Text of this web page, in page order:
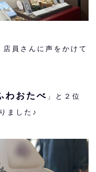
員さんに声をかけて
わおたべ 」と２位
ました♪